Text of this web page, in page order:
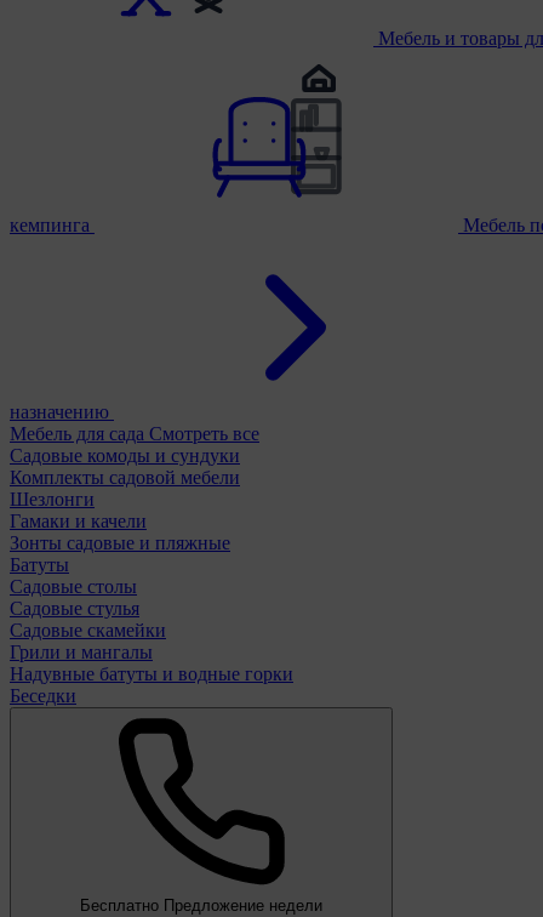
Мебель и товары
кемпинга Мебель
назначению
Мебель для сада Смотреть все
Садовые комоды и сундуки
Комплекты садовой мебели
Шезлонги
Гамаки и качели
Зонты садовые и пляжные
Батуты
Садовые столы
Садовые стулья
Садовые скамейки
Грили и мангалы
Надувные батуты и водные горки
Беседки
Бесплатно Предложение недели